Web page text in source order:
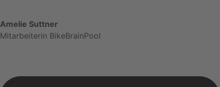
Amelie Suttner
Mitarbeiterin BikeBrainPool